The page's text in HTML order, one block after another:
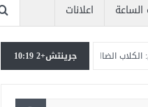
اعلانات
تنهك الدولة بأكثر من عشرين مليار جنيه
جرينتش+2 10:19